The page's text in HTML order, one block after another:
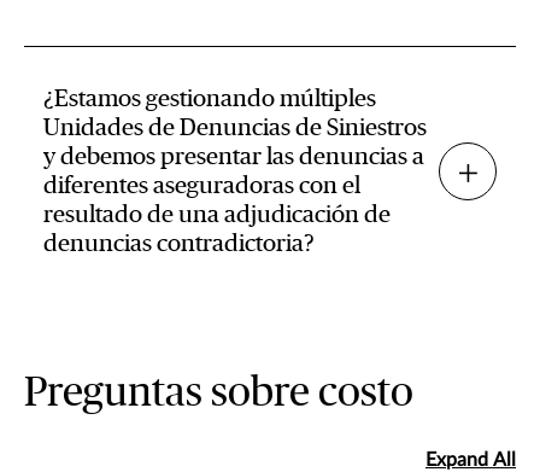
¿Estamos gestionando múltiples
Unidades de Denuncias de Siniestros
y debemos presentar las denuncias a
diferentes aseguradoras con el
resultado de una adjudicación de
denuncias contradictoria?
Preguntas sobre costo
Expand All